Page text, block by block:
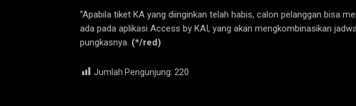
“Apabila tiket KA yang diinginkan telah habis, calon pelanggan bisa
ada pada aplikasi Access by KAI, yang akan mengkombinasikan
pungkasnya. (*/red)
Jumlah Pengunjung: 220